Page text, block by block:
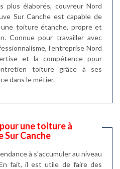
plus élaborés, couvreur Nord
Sur Canche est capable de
toiture étanche, propre et
Connue pour travailler avec
l’entreprise Nord
et la compétence pour
toiture grâce à ses
dans le métier.
une toiture à
Sur Canche
à s'accumuler au niveau
fait, il est utile de faire des